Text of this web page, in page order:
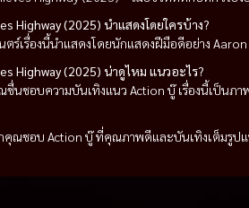
Highway (2025) นำแสดงโดยใครบ้าง?
ตร์เรื่องนี้นำแสดงโดยนักแสดงฝีมือดีอย่าง
Highway (2025) น่าดูไหม แนวอะไร?
ชื่นชอบความบันเทิงแนว Action บู๊ เรื่องนี้เป็นภ
คุณชอบ Action บู๊ ที่คุณภาพดีและบันเทิงเต็มรูป